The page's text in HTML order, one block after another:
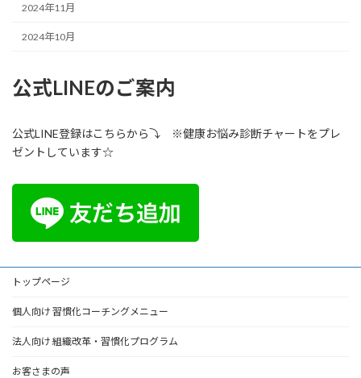
2024年11月
2024年10月
公式LINEのご案内
公式LINE登録はこちらから⤵ ※健康お悩み診断チャートをプレ
ゼントしています☆
トップページ
個人向け 習慣化コーチングメニュー
法人向け 組織改革・習慣化プログラム
お客さまの声